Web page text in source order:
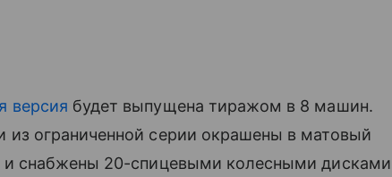
версия будет выпущена тиражом в 8 машин.
из ограниченной серии окрашены в матовый
и снабжены 20-спицевыми колесными дисками